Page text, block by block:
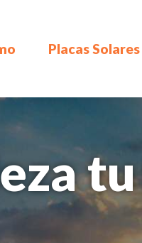
Placas Solares